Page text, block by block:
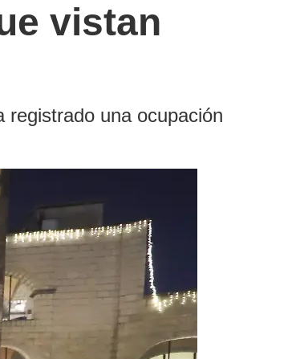
vistan
registrado una ocupación